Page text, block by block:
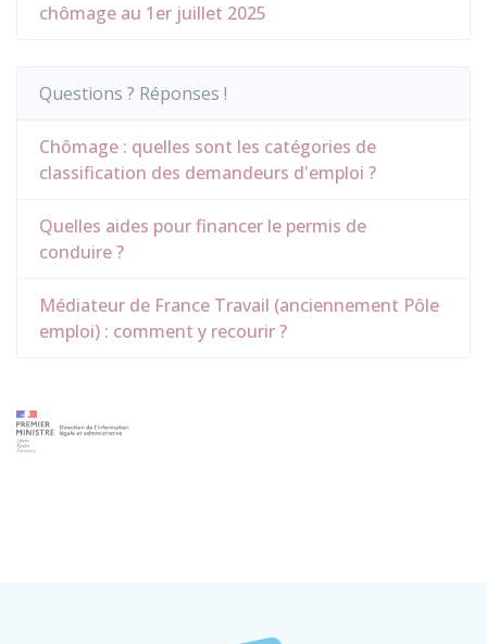
chômage au 1er juillet 2025
Questions ? Réponses !
Chômage : quelles sont les catégories de
classification des demandeurs d'emploi ?
Quelles aides pour financer le permis de
conduire ?
Médiateur de France Travail (anciennement Pôle
emploi) : comment y recourir ?